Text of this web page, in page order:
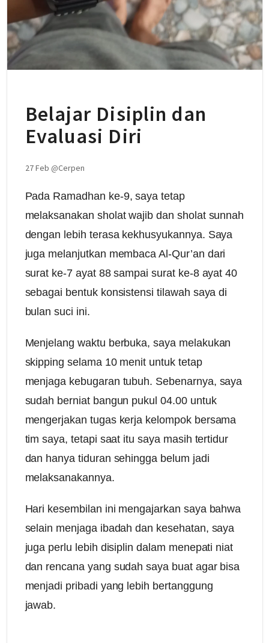
Belajar Disiplin dan
Evaluasi Diri
27 Feb @Cerpen
Pada Ramadhan ke-9, saya tetap
melaksanakan sholat wajib dan sholat sunnah
dengan lebih terasa kekhusyukannya. Saya
juga melanjutkan membaca Al-Qur’an dari
surat ke-7 ayat 88 sampai surat ke-8 ayat 40
sebagai bentuk konsistensi tilawah saya di
bulan suci ini.
Menjelang waktu berbuka, saya melakukan
skipping selama 10 menit untuk tetap
menjaga kebugaran tubuh. Sebenarnya, saya
sudah berniat bangun pukul 04.00 untuk
mengerjakan tugas kerja kelompok bersama
tim saya, tetapi saat itu saya masih tertidur
dan hanya tiduran sehingga belum jadi
melaksanakannya.
Hari kesembilan ini mengajarkan saya bahwa
selain menjaga ibadah dan kesehatan, saya
juga perlu lebih disiplin dalam menepati niat
dan rencana yang sudah saya buat agar bisa
menjadi pribadi yang lebih bertanggung
jawab.